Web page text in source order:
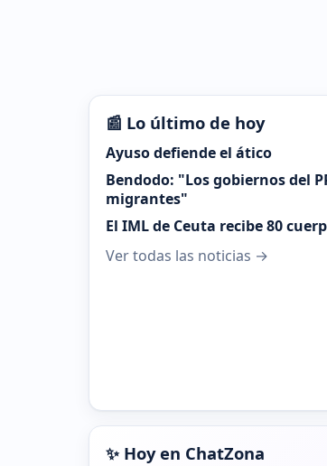
📰 Lo último de hoy
Ayuso defiende el ático
Bendodo: "Los gobiernos del
migrantes"
El IML de Ceuta recibe 80
Ver todas las noticias →
✨ Hoy en ChatZona